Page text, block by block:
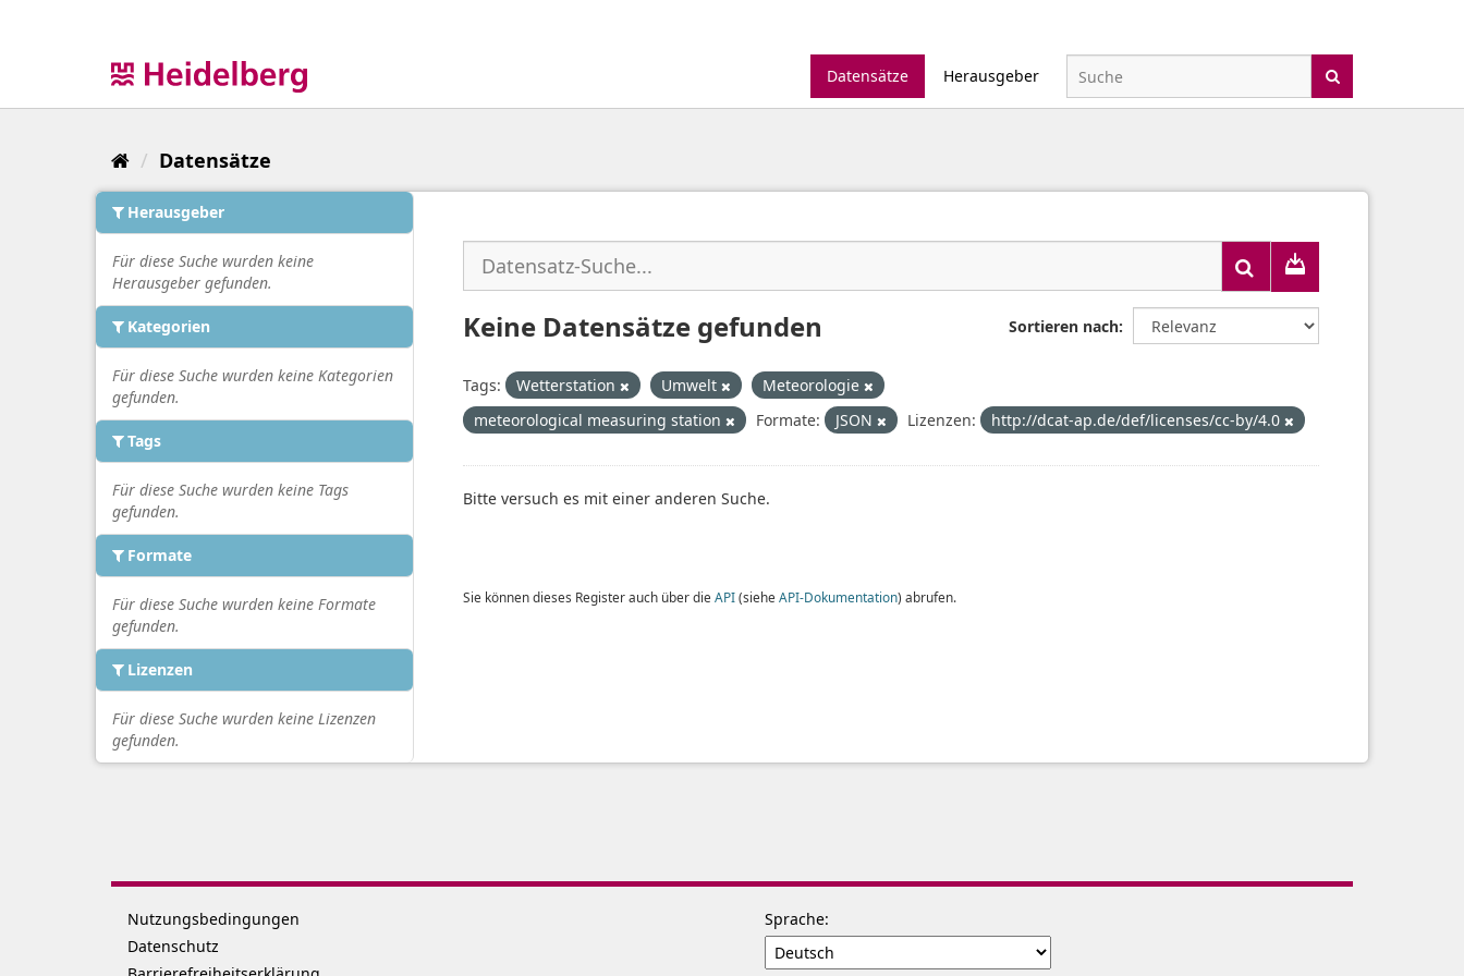
Datensätze
Herausgeber
Datensätze
Herausgeber
Für diese Suche wurden keine
Herausgeber gefunden.
Kategorien
Für diese Suche wurden keine Kategorien
gefunden.
Tags
Für diese Suche wurden keine Tags
gefunden.
Formate
Für diese Suche wurden keine Formate
gefunden.
Lizenzen
Für diese Suche wurden keine Lizenzen
gefunden.
Sortieren nach
Keine Datensätze gefunden
Tags: Wetterstation Umwelt
Meteorologie
meteorological measuring station
Formate: JSON Lizenzen: http://dcat-ap.de/def/licenses/cc-by/4.0
Bitte versuch es mit einer anderen Suche.
Sie können dieses Register auch über die API(siehe API-Dokumentation) abrufen.
Nutzungsbedingungen
Datenschutz
Sprache